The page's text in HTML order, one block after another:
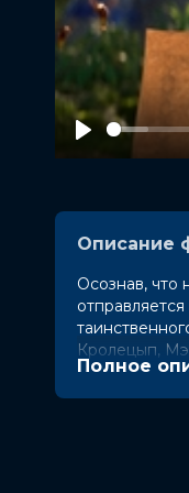
Play
Описание
Осознав, что
Кролецып,
Оценка
Полное